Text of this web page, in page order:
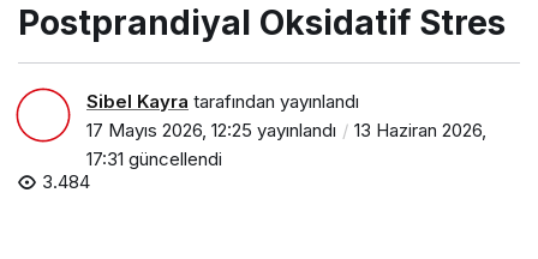
Postprandiyal Oksidatif Stres
Sibel Kayra tarafından yayınlandı
17 Mayıs 2026, 12:25 yayınlandı
13 Haziran 2026,
17:31 güncellendi
3.484